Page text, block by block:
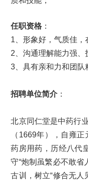
任职资格 ：
1、形象好，气质佳，
2、沟通理解能力强、
3、具有亲和力和团队
招聘单位简介 ：
北京同仁堂是中药行
（1669年），自雍
药房用药，历经八代
守“炮制虽繁必不敢省
古训，树立“修合无人